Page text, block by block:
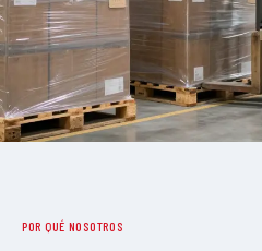
POR QUÉ NOSOTROS